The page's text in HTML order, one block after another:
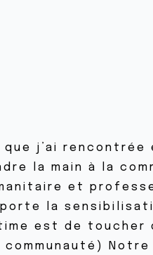
que j’ai
la main à la
et
la
est de toucher